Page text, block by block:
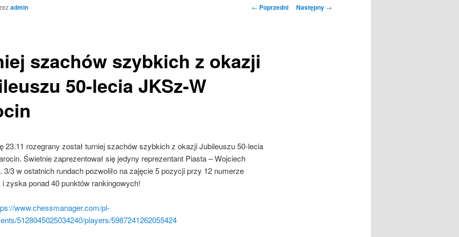
Nawigacja
← Poprzedni Następny →
szachów szybkich z okazji
50-lecia JKSz-W
admin
23.11 rozegrany został turniej szachów szybkich z okazji Jubileuszu 50-lecia
Świetnie zaprezentował się jedyny reprezentant Piasta – Wojciech
3/3 w ostatnich rundach pozwoliło na zajęcie 5 pozycji przy 12 numerze
zyska ponad 40 punktów rankingowych!
www.chessmanager.com/pl-
5128045025034240/players/5987241262055424